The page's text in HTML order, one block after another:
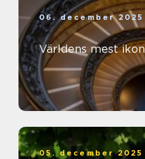
06. december 2025
Världens mest
05. december 2025